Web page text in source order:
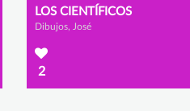
LOS CIENTÍFICOS
Dibujos, José
2